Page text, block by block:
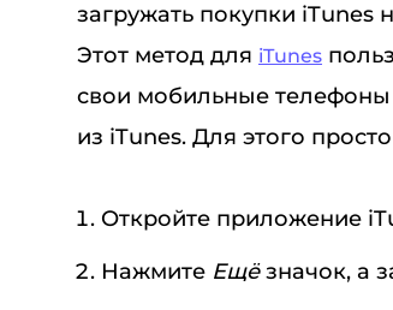
загружать покупки iTunes
Этот метод для iTunes
свои мобильные
из iTunes. Для этого
Откройте приложение
Нажмите Ещёзначок, а